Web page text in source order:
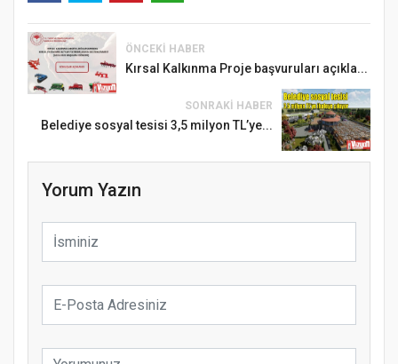
ÖNCEKI HABER
Kırsal Kalkınma Proje başvuruları açıkla...
SONRAKI HABER
Belediye sosyal tesisi 3,5 milyon TL’ye...
Yorum Yazın